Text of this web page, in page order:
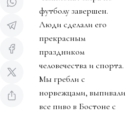
Источник изображения AP Photo